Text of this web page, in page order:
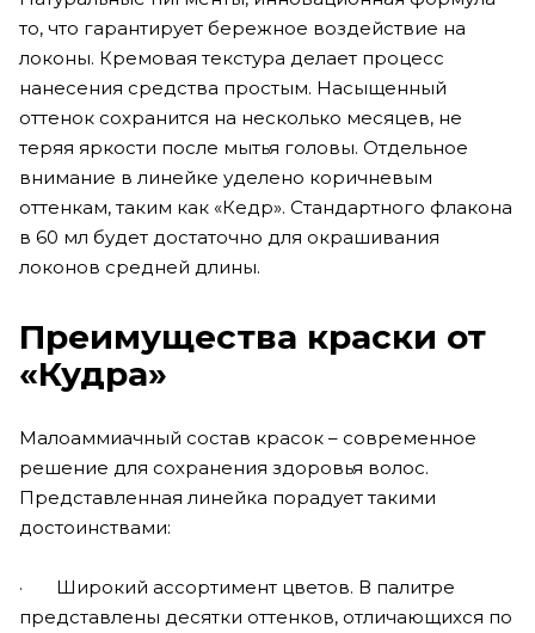
то, что гарантирует бережное воздействие на
локоны. Кремовая текстура делает процесс
нанесения средства простым. Насыщенный
оттенок сохранится на несколько месяцев, не
теряя яркости после мытья головы. Отдельное
внимание в линейке уделено коричневым
оттенкам, таким как «Кедр». Стандартного флакона
в 60 мл будет достаточно для окрашивания
локонов средней длины.
Преимущества краски от
«Кудра»
Малоаммиачный состав красок – современное
решение для сохранения здоровья волос.
Представленная линейка порадует такими
достоинствами:
· Широкий ассортимент цветов. В палитре
представлены десятки оттенков, отличающихся по